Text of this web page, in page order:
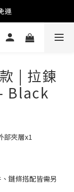
運
| 拉鍊
Black
部夾層x1
鏈條搭配皆需另